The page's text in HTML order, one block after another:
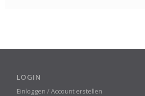
LOGIN
Einloggen / Account erstellen